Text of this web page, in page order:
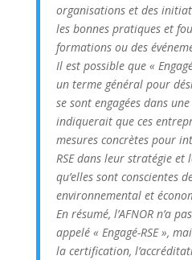
organisations et des
les bonnes pratiques et
formations ou des
Il est possible que «
un terme général pour
se sont engagées dans
indiquerait que ces
mesures concrètes pour
RSE dans leur stratégie
qu’elles sont conscientes
environnemental et
En résumé, l’AFNOR n’a
appelé « Engagé-RSE »,
la certification,